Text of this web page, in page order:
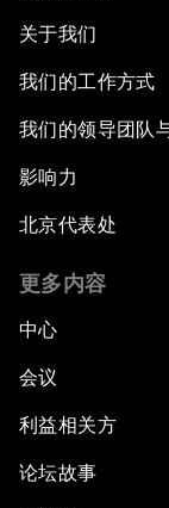
关于我们
我们的工作方式
我们的领导团队
影响力
北京代表处
更多内容
中心
会议
利益相关方
论坛故事